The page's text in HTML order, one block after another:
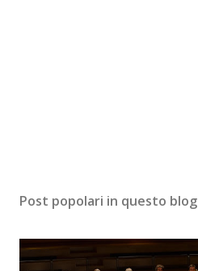
Post popolari in questo blog